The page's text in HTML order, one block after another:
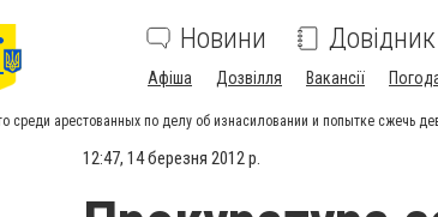
Новини Довідник
Афіша Дозвілля Вакансії
среди арестованных по делу об изнасиловании и попытке сжечь
12:47, 14 березня 2012 р.